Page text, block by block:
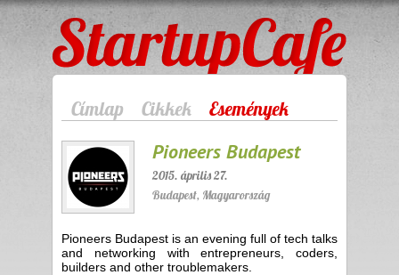
StartupCafe
Címlap Cikkek Események
Pioneers Budapest
2015. április 27.
Budapest, Magyarország
Pioneers Budapest is an evening full of tech talks
and networking with entrepreneurs, coders,
builders and other troublemakers.